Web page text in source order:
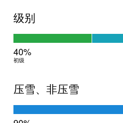
级别
40%
初级
压雪、非压雪